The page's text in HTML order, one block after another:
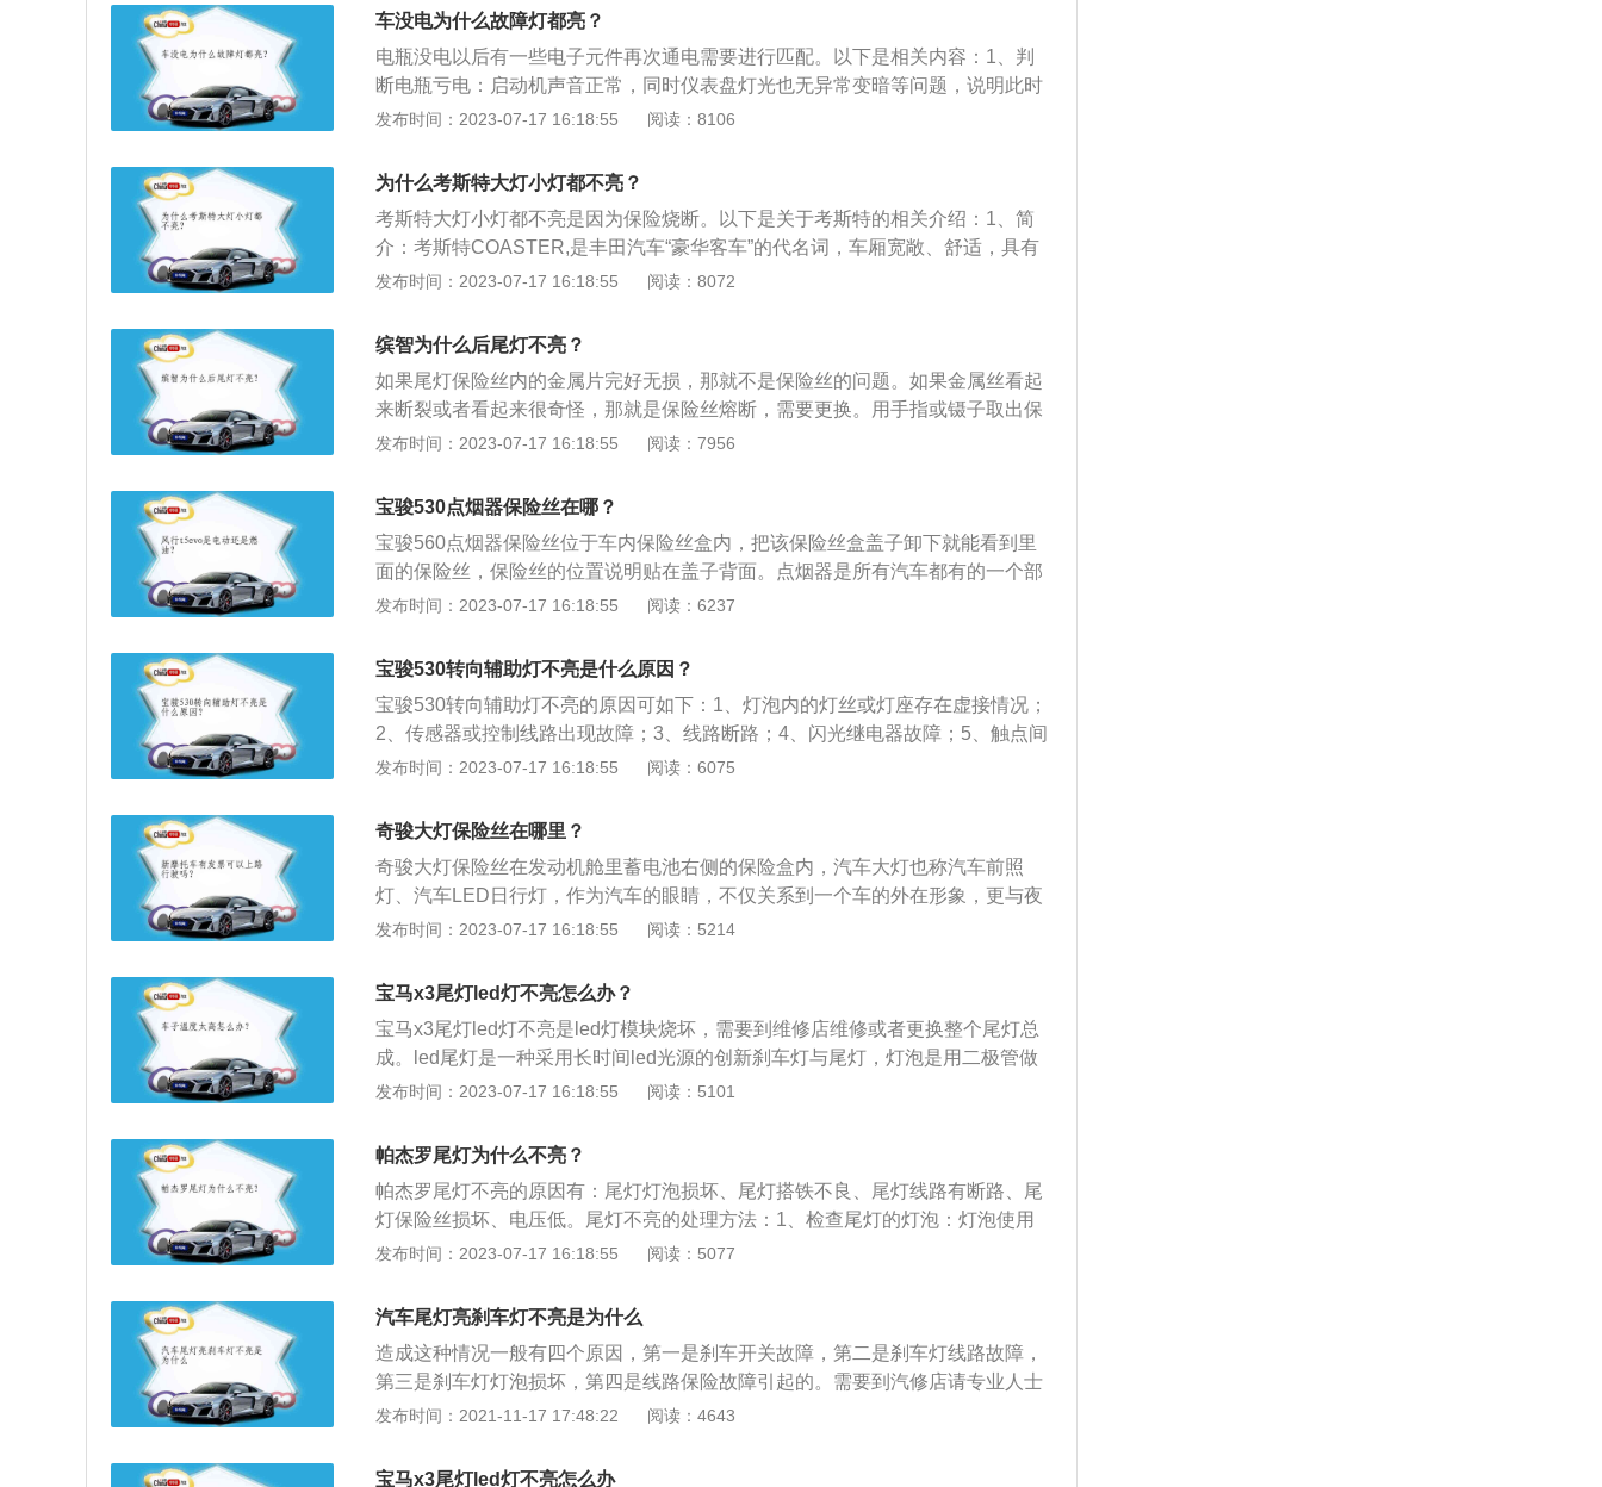
子市场淘淘看。买相同尺寸的继电器；然后把另外一个继电器也拆下，将买来的
新继电器多出的脚剪掉，装上就可以。
车没电为什么故障灯都亮？
电瓶没电以后有一些电子元件再次通电需要进行匹配。以下是相关内容：1、判
断电瓶亏电：启动机声音正常，同时仪表盘灯光也无异常变暗等问题，说明此时
电瓶正常。反之则说明汽车电瓶亏电或出现问题，已经无法启动。2、汽车电
所说的电瓶是指铅酸蓄电池。即一种主要由铅及其氧化物制成，电解液是硫酸溶
液的蓄电池。
发布时间：2023-07-17 16:18:55 阅读：8106
为什么考斯特大灯小灯都不亮？
考斯特大灯小灯都不亮是因为保险烧断。以下是关于考斯特的相关介绍：1、简
介：考斯特COASTER,是丰田汽车“豪华客车”的代名词，车厢宽敞、舒适，具有
经济性、豪华性以及整车性能的综合匹配。2、定制改装：考斯特用途很广泛但
分满足，作为特殊用途的考斯特从而就要进行升级。作为特殊用途乘坐舒适度是
最需要改进的因为原车考斯特的座椅采用织物柔软度。
发布时间：2023-07-17 16:18:55 阅读：8072
缤智为什么后尾灯不亮？
如果尾灯保险丝内的金属片完好无损，那就不是保险丝的问题。如果金属丝看起
来断裂或者看起来很奇怪，那就是保险丝熔断，需要更换。用手指或镊子取出保
险丝。关于车灯的相关信息如下：1、简介：车灯就是指车辆上的灯具、是车辆
灯：倒车灯在驾驶者挂上倒档时自动开启，它是白色透明的灯，主要是起提示后
面车辆正在倒车的作用。
发布时间：2023-07-17 16:18:55 阅读：7956
宝骏530点烟器保险丝在哪？
宝骏560点烟器保险丝位于车内保险丝盒内，把该保险丝盒盖子卸下就能看到里
面的保险丝，保险丝的位置说明贴在盖子背面。点烟器是所有汽车都有的一个部
件，用于方便车主吸烟时点烟的火源。以下是关于宝骏530的更多资料：1、宝骏
的设计风格。2、宝骏530搭载1.5T涡轮增压发动机，最大功率108kW/5200rp
m，最大扭矩为250N·m/2200-3400rpm，相当于市场上主流2.4L自然吸气发动机
输出的动力，满足国六排放标准。
发布时间：2023-07-17 16:18:55 阅读：6237
宝骏530转向辅助灯不亮是什么原因？
宝骏530转向辅助灯不亮的原因可如下：1、灯泡内的灯丝或灯座存在虚接情况；
2、传感器或控制线路出现故障；3、线路断路；4、闪光继电器故障；5、触点间
隙过大。解决方法如下：1、打开闪光继电器盖，检查线圈、电阻是否完好。如
电器有故障，因对触点间隙应进行调整；2、如果按下活动触点、触点闭合时转
向灯不亮，可用螺丝刀将触点短接，此时如灯亮，则说明触点氧化需更换；3、
如果按下触点转向灯不亮，则可能是转向开关有故障，可用螺丝刀分别接通转向
开关火线与左右灯线接线柱。若灯亮，表示转向开关有故障，应拆下检修或更
换。
发布时间：2023-07-17 16:18:55 阅读：6075
奇骏大灯保险丝在哪里？
奇骏大灯保险丝在发动机舱里蓄电池右侧的保险盒内，汽车大灯也称汽车前照
灯、汽车LED日行灯，作为汽车的眼睛，不仅关系到一个车的外在形象，更与夜
间开车或坏天气条件下的安全驾驶紧密相关。奇骏是东风日产生产的一款紧凑型s
LED尾灯设计，带来了出色的视觉效果；内饰方面，换装了全新液晶仪表以及悬
浮式中控屏幕，下方还配备了全新电子式换挡机构，营造出强烈的科技氛围。
发布时间：2023-07-17 16:18:55 阅读：5214
宝马x3尾灯led灯不亮怎么办？
宝马x3尾灯led灯不亮是led灯模块烧坏，需要到维修店维修或者更换整个尾灯总
成。led尾灯是一种采用长时间led光源的创新刹车灯与尾灯，灯泡是用二极管做
的，亮度比普通灯泡高，而且反应速度快。宝马x3是一款运动型SUV，搭载B48
统。其车身长宽高分别为4717mm、1891mm、1689mm，轴距为2864mm。
发布时间：2023-07-17 16:18:55 阅读：5101
帕杰罗尾灯为什么不亮？
帕杰罗尾灯不亮的原因有：尾灯灯泡损坏、尾灯搭铁不良、尾灯线路有断路、尾
灯保险丝损坏、电压低。尾灯不亮的处理方法：1、检查尾灯的灯泡：灯泡使用
寿命比较短，汽车出现尾灯不亮时更换灯泡即可；2、检查刹车灯开关：如果尾
亮，说明开关损坏；3、检查保险丝：灯泡和开关都确定没有故障后，就要检查
保险丝，这时可以检查车上其他用电设备工作情况，检查出不工作的用电设备，
更换相应的保险丝即可。帕杰罗是三菱旗下的一款中大型SUV，长宽高分别是49
00mm、1875mm、1900mm。
发布时间：2023-07-17 16:18:55 阅读：5077
汽车尾灯亮刹车灯不亮是为什么
造成这种情况一般有四个原因，第一是刹车开关故障，第二是刹车灯线路故障，
第三是刹车灯灯泡损坏，第四是线路保险故障引起的。需要到汽修店请专业人士
进行排查才能了解具体故障位置。一旦发现刹车灯不良，首先我们要检查刹车灯
灯泡出现问题的话，只要更换了灯泡就不会有问题。而如果是刹车灯开关损坏的
发布时间：2021-11-17 17:48:22 阅读：4643
宝马x3尾灯led灯不亮怎么办